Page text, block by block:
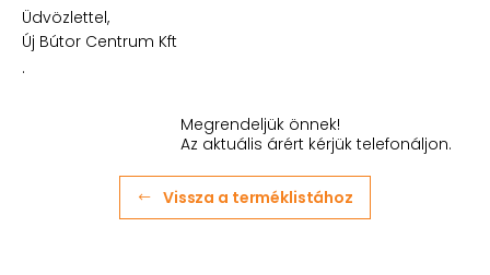
Üdvözlettel,
Új Bútor Centrum Kft
.
Megrendeljük önnek!
Az aktuális árért kérjük telefonáljon.
Vissza a terméklistához